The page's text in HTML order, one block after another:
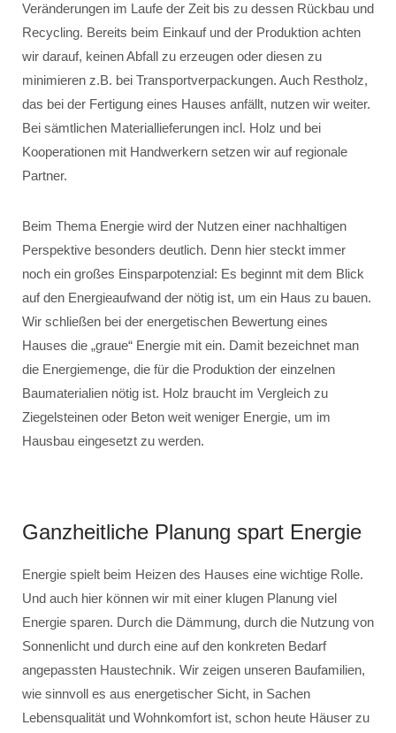
Veränderungen im Laufe der Zeit bis zu dessen Rückbau und
Recycling. Bereits beim Einkauf und der Produktion achten
wir darauf, keinen Abfall zu erzeugen oder diesen zu
minimieren z.B. bei Transportverpackungen. Auch Restholz,
das bei der Fertigung eines Hauses anfällt, nutzen wir weiter.
Bei sämtlichen Materiallieferungen incl. Holz und bei
Kooperationen mit Handwerkern setzen wir auf regionale
Partner.
Beim Thema Energie wird der Nutzen einer nachhaltigen
Perspektive besonders deutlich. Denn hier steckt immer
noch ein großes Einsparpotenzial: Es beginnt mit dem Blick
auf den Energieaufwand der nötig ist, um ein Haus zu bauen.
Wir schließen bei der energetischen Bewertung eines
Hauses die „graue“ Energie mit ein. Damit bezeichnet man
die Energiemenge, die für die Produktion der einzelnen
Baumaterialien nötig ist. Holz braucht im Vergleich zu
Ziegelsteinen oder Beton weit weniger Energie, um im
Hausbau eingesetzt zu werden.
Ganzheitliche Planung spart Energie
Energie spielt beim Heizen des Hauses eine wichtige Rolle.
Und auch hier können wir mit einer klugen Planung viel
Energie sparen. Durch die Dämmung, durch die Nutzung von
Sonnenlicht und durch eine auf den konkreten Bedarf
angepassten Haustechnik. Wir zeigen unseren Baufamilien,
wie sinnvoll es aus energetischer Sicht, in Sachen
Lebensqualität und Wohnkomfort ist, schon heute Häuser zu